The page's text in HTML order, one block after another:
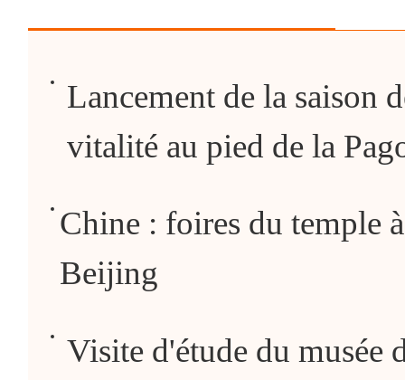
Lancement de la saison
vitalité au pied de la
Chine : foires du temple à
Beijing
Visite d'étude du musée